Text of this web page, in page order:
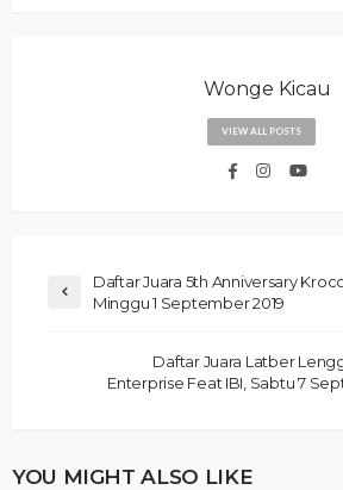
Wonge Kicau
VIEW ALL POSTS
Daftar Juara 5th Anniversary
Minggu 1 September 2019
Daftar Juara Latber
Enterprise Feat IBI, Sabtu 7
YOU MIGHT ALSO LIKE